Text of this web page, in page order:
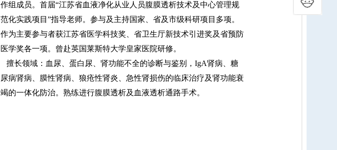
作组成员。首届“江苏省血液净化从业人员腹膜透析技术及中心管理规
范化实践项目”指导老师。参与及主持国家、省及市级科研项目多项。
作为主要参与者获江苏省医学科技奖、省卫生厅新技术引进奖及省预防
医学奖各一项。曾赴英国莱斯特大学皇家医院研修。
擅长领域：血尿、蛋白尿、肾功能不全的诊断与鉴别，IgA肾病、糖
尿病肾病、膜性肾病、狼疮性肾炎、急性肾损伤的临床治疗及肾功能衰
竭的一体化防治。熟练进行腹膜透析及血液透析通路手术。